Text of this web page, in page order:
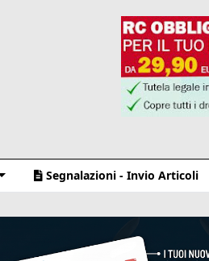
Segnalazioni - Invio Articoli